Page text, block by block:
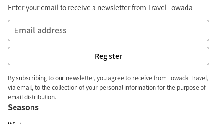
Enter your email to receive a newsletter from Travel Towada
By subscribing to our newsletter, you agree to receive from Towada Travel,
via email, to the collection of your personal information for the purpose of
email distribution.
Seasons